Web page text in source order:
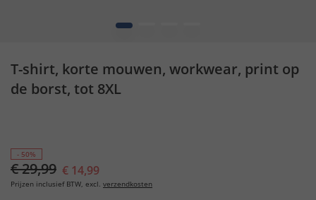
1
T-shirt, korte mouwen, workwear, print op
de borst, tot 8XL
- 50%
€ 29,99 € 14,99
Prijzen inclusief BTW, excl. verzendkosten